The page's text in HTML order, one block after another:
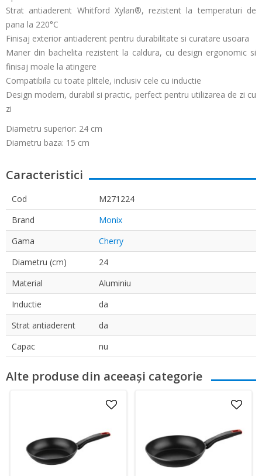
Strat antiaderent Whitford Xylan®, rezistent la temperaturi de
pana la 220°C
Finisaj exterior antiaderent pentru durabilitate si curatare usoara
Maner din bachelita rezistent la caldura, cu design ergonomic si
finisaj moale la atingere
Compatibila cu toate plitele, inclusiv cele cu inductie
Design modern, durabil si practic, perfect pentru utilizarea de zi cu
zi
Diametru superior: 24 cm
Diametru baza: 15 cm
Caracteristici
Cod
M271224
Brand
Monix
Gama
Cherry
Diametru (cm)
24
Material
Aluminiu
Inductie
da
Strat antiaderent
da
Capac
nu
Alte produse din aceeași categorie